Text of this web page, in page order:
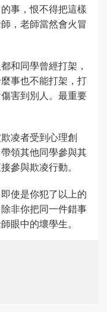
事，恨不得把這樣
，老師當然會火冒
和同學曾經打架，
事也不能打架，打
害到別人。最重要
凌者受到心理創
領其他同學參與其
參與欺凌行動。
使是你犯了以上的
非你把同一件錯事
眼中的壞學生。